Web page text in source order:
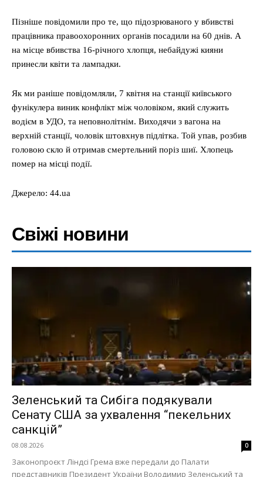
Пізніше повідомили про те, що підозрюваного у вбивстві
працівника правоохоронних органів посадили на 60 днів. А
на місце вбивства 16-річного хлопця, небайдужі кияни
принесли квіти та лампадки.
Як ми раніше повідомляли, 7 квітня на станції київського
фунікулера виник конфлікт між чоловіком, який служить
водієм в УДО, та неповнолітнім. Виходячи з вагона на
верхній станції, чоловік штовхнув підлітка. Той упав, розбив
головою скло й отримав смертельний поріз шиї. Хлопець
помер на місці події.
Джерело: 44.ua
Свіжі новини
Зеленський та Сибіга подякували
Сенату США за ухвалення “пекельних
санкцій”
08.08.2026 0
Законопроєкт Ліндсі Грема вже передали до Палати
представників Президент України Володимир Зеленський та